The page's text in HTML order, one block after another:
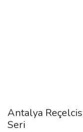
Antalya
Seri